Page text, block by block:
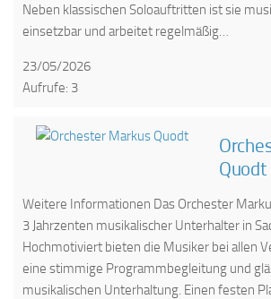
Neben klassischen Soloauftritten ist sie
einsetzbar und arbeitet regelmäßig…
23/05/2026
Aufrufe: 3
Quodt
Weitere Informationen Das Orchester
3 Jahrzenten musikalischer Unterhalter in
Hochmotiviert bieten die Musiker bei allen
eine stimmige Programmbegleitung und
musikalischen Unterhaltung. Einen festen